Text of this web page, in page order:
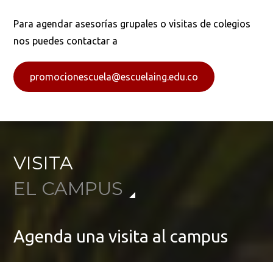
Para agendar asesorías grupales o visitas de colegios
nos puedes contactar a
promocionescuela@escuelaing.edu.co
VISITA
EL CAMPUS
Agenda una visita al campus